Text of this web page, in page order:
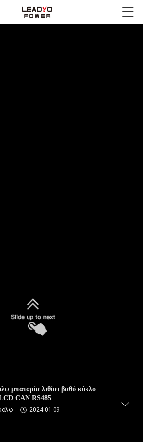
μπαταρία λιθίου βαθύ κύκλο
CAN RS485
2024-01-09